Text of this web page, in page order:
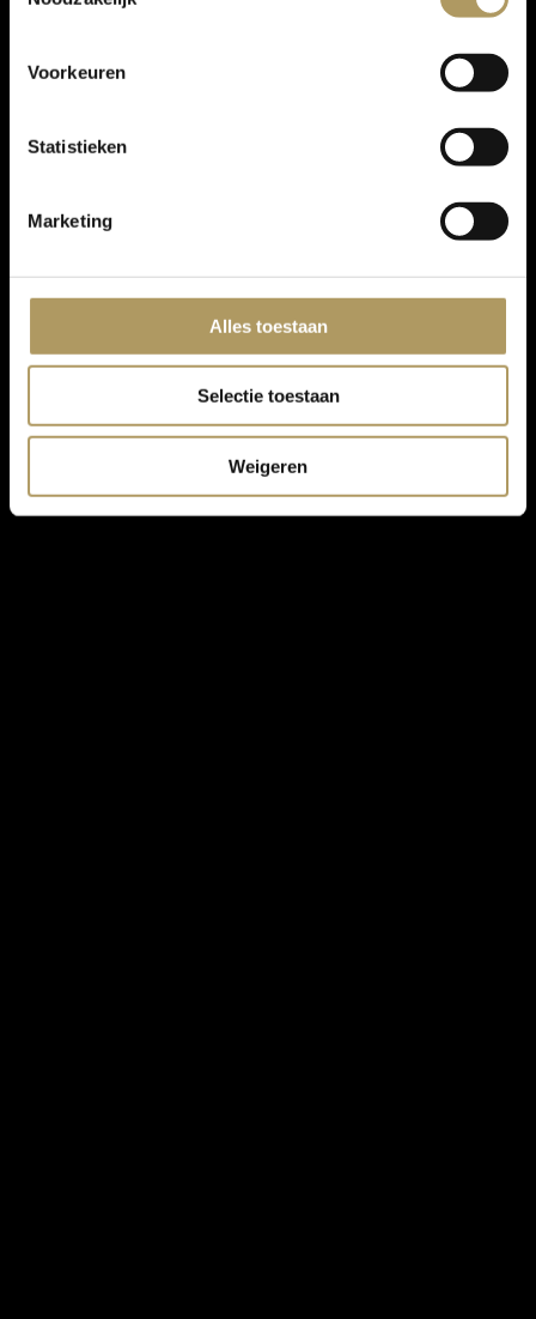
Voorkeuren
Statistieken
Marketing
Alles toestaan
Selectie toestaan
Weigeren